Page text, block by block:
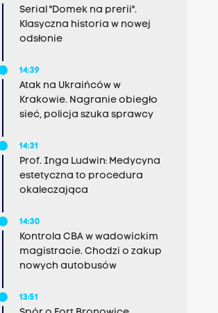
Serial "Domek na prerii".
Klasyczna historia w nowej
odsłonie
14:39
Atak na Ukraińców w
Krakowie. Nagranie obiegło
sieć, policja szuka sprawcy
14:31
Prof. Inga Ludwin: Medycyna
estetyczna to procedura
okaleczająca
14:30
Kontrola CBA w wadowickim
magistracie. Chodzi o zakup
nowych autobusów
13:51